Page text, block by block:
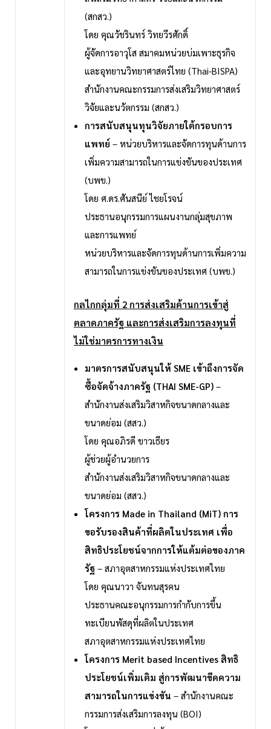
(สกสว.)
โดย คุณวัชรินทร์ วิทยวีรศักดิ์
ผู้จัดการอาวุโส สมาคมหน่วยบ่มเพาะธุรกิจ
และอุทยานวิทยาศาสตร์ไทย (Thai-BISPA)
สำนักงานคณะกรรมการส่งเสริมวิทยาศาสตร์
วิจัยและนวัตกรรม (สกสว.)
การสนับสนุนทุนวิจัยภายใต้กรอบการ
แพทย์ – หน่วยบริหารและจัดการทุนด้านการ
เพิ่มความสามารถในการแข่งขันของประเทศ
(บพข.)
โดย ศ.ดร.ศันสนีย์ ไชยโรจน์
ประธานอนุกรรมการแผนงานกลุ่มสุขภาพ
และการแพทย์
หน่วยบริหารและจัดการทุนด้านการเพิ่มความ
สามารถในการแข่งขันของประเทศ (บพข.)
กลไกกลุ่มที่ 2 การส่งเสริมด้านการเข้าสู่
ตลาดภาครัฐ และการส่งเสริมการลงทุนที่
ไม่ใช่มาตรการทางเงิน
มาตรการสนับสนุนให้ SME เข้าถึงการจัด
ซื้อจัดจ้างภาครัฐ (THAI SME-GP) –
สำนักงานส่งเสริมวิสาหกิจขนาดกลางและ
ขนาดย่อม (สสว.)
โดย คุณอภิรดี ขาวเธียร
ผู้ช่วยผู้อำนวยการ
สำนักงานส่งเสริมวิสาหกิจขนาดกลางและ
ขนาดย่อม (สสว.)
โครงการ Made in Thailand (MiT) การ
ขอรับรองสินค้าที่ผลิตในประเทศ เพื่อ
สิทธิประโยชน์จากการให้แต้มต่อของภาค
รัฐ – สภาอุตสาหกรรมแห่งประเทศไทย
โดย คุณนาวา จันทนสุรคน
ประธานคณะอนุกรรมการกำกับการขึ้น
ทะเบียนพัสดุที่ผลิตในประเทศ
สภาอุตสาหกรรมแห่งประเทศไทย
โครงการ Merit based Incentives สิทธิ
ประโยชน์เพิ่มเติม สู่การพัฒนาขีดความ
สามารถในการแข่งขัน – สำนักงานคณะ
กรรมการส่งเสริมการลงทุน (BOI)